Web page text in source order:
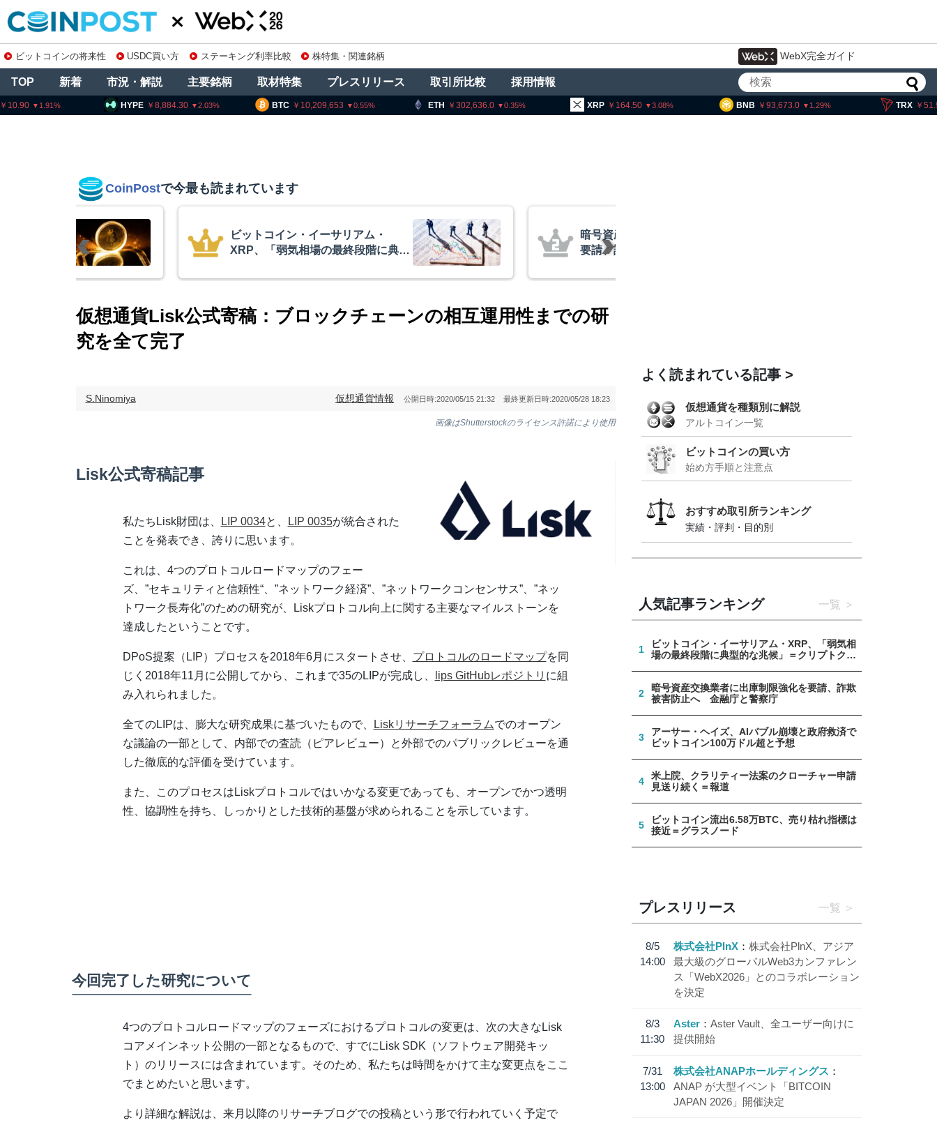
ビットコインの将来性 USDC買い方 ステーキング利率比較 株特集・関連銘柄 WebX完全ガイド
TOP 新着 市況・解説 主要銘柄 取材特集 プレスリリース 取引所比較 採用情報
BTC 10,209,653 0.55 ETH 0.35 XRP 3.08 BNB 1.29 TRX 0.01
HYPE 8,884.30 2.03
CoinPostで今最も読まれています
最終段階に典型
暗号資産交換業者に出庫制限強化を
要請、詐欺被害防止へ 金融庁と警
アーサー・ヘイズ、AIバブル崩壊と
政府救済でビットコイン100万ドル
仮想通貨Lisk公式寄稿：ブロックチェーンの相互運用性までの研
究を全て完了
S.Ninomiya 仮想通貨情報 公開日時:2020/05/15 21:32 最終更新日時:2020/05/28 18:23
画像はShutterstockのライセンス許諾により使用
Lisk公式寄稿記事
私たちLisk財団は、 LIP 0034と、 LIP 0035が統合された
ことを発表でき、誇りに思います。
これは、4つのプロトコルロードマップのフェー
ズ、”セキュリティと信頼性“、”ネットワーク経済”、”ネットワークコンセンサス”、”ネッ
トワーク長寿化”のための研究が、Liskプロトコル向上に関する主要なマイルストーンを
達成したということです。
DPoS提案（LIP）プロセスを2018年6月にスタートさせ、 プロトコルのロードマップを同
じく2018年11月に公開してから、これまで35のLIPが完成し、
lips GitHubレポジトリ に組
み入れられました。
全てのLIPは、膨大な研究成果に基づいたもので、 Liskリサーチフォーラムでのオープン
な議論の一部として、内部での査読（ピアレビュー）と外部でのパブリックレビューを通
した徹底的な評価を受けています。
また、このプロセスはLiskプロトコルではいかなる変更であっても、オープンでかつ透明
性、協調性を持ち、しっかりとした技術的基盤が求められることを示しています。
今回完了した研究について
4つのプロトコルロードマップのフェーズにおけるプロトコルの変更は、次の大きなLisk
コアメインネット公開の一部となるもので、すでにLisk SDK（ソフトウェア開発キッ
ト）のリリースには含まれています。そのため、私たちは時間をかけて主な変更点をここ
でまとめたいと思います。
より詳細な解説は、来月以降のリサーチブログでの投稿という形で行われていく予定で
よく読まれている記事
仮想通貨を種類別に解説
アルトコイン一覧
ビットコインの買い方
始め方手順と注意点
おすすめ取引所ランキング
実績・評判・目的別
人気記事ランキング 一覧
1
ビットコイン・イーサリアム・XRP、「弱気相
場の最終段階に典型的な兆候」＝クリプトクア
2
暗号資産交換業者に出庫制限強化を要請、詐欺
被害防止へ 金融庁と警察庁
3
アーサー・ヘイズ、AIバブル崩壊と政府救済で
ビットコイン100万ドル超と予想
4
米上院、クラリティー法案のクローチャー申請
見送り続く＝報道
5
ビットコイン流出6.58万BTC、売り枯れ指標は
接近＝グラスノード
プレスリリース 一覧
8/5
14:00
株式会社PlnX
株式会社PlnX、アジア
最大級のグローバルWeb3カンファレン
ス「WebX2026」とのコラボレーション
を決定
8/3
11:30
Aster
Aster Vault、全ユーザー向けに
提供開始
7/31
13:00
株式会社ANAPホールディングス
ANAP が大型イベント「BITCOIN
JAPAN 2026」開催決定